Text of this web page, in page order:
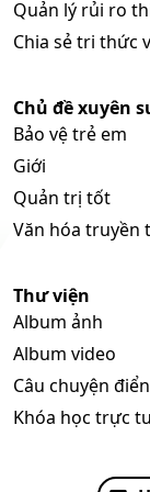
Quản lý rủi ro
Chia sẻ tri thức
Chủ đề xuyên
Bảo vệ trẻ em
Giới
Quản trị tốt
Văn hóa truyền
Thư viện
Album ảnh
Album video
Câu chuyện
Khóa học trực